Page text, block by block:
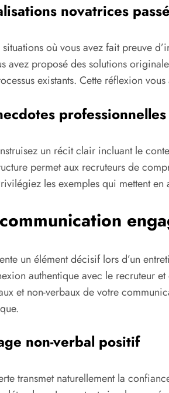
novatrices
situations où vous avez fait preuve
avez proposé des solutions
existants. Cette réflexion
professionnelles
un récit clair incluant le
permet aux recruteurs de
les exemples qui mettent
un élément décisif lors d’un
authentique avec le recruteur
et non-verbaux de votre
non-verbal positif
transmet naturellement la